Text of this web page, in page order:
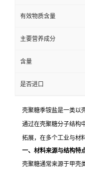
有效物质含量
主要营养成分
含量
是否进口
壳聚糖季铵盐是一类以
通过在壳聚糖分子结构
拓展，在多个工业与材
一、材料来源与结构特
壳聚糖通常来源于甲壳